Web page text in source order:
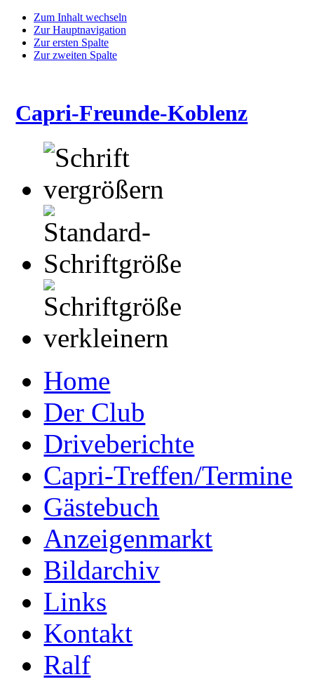
Zum Inhalt wechseln
Zur Hauptnavigation
Zur ersten Spalte
Zur zweiten Spalte
Capri-Freunde-Koblenz
Home
Der Club
Driveberichte
Capri-Treffen/Termine
Gästebuch
Anzeigenmarkt
Bildarchiv
Links
Kontakt
Ralf